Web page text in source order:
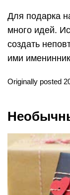
Для подарка
много идей.
создать
ими
Originally posted